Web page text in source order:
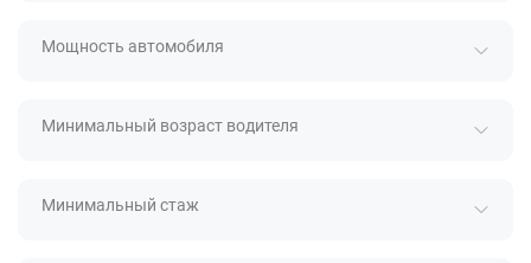
Мощность автомобиля
Минимальный возраст водителя
Минимальный стаж